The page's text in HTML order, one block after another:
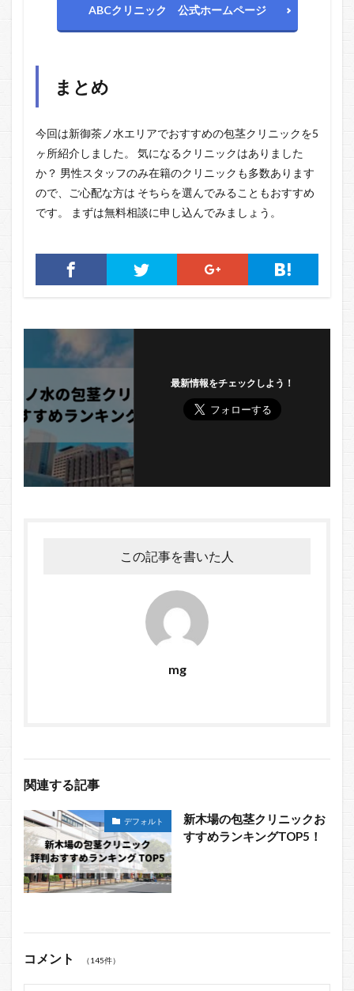
ABCクリニック 公式ホームページ
まとめ
今回は新御茶ノ水エリアでおすすめの包茎クリニックを5
ヶ所紹介しました。 気になるクリニックはありました
か？ 男性スタッフのみ在籍のクリニックも多数あります
ので、ご心配な方は そちらを選んでみることもおすすめ
です。 まずは無料相談に申し込んでみましょう。
最新情報をチェックしよう！
この記事を書いた人
mg
関連する記事
デフォルト
新木場の包茎クリニックお
すすめランキングTOP5！
コメント （145件）